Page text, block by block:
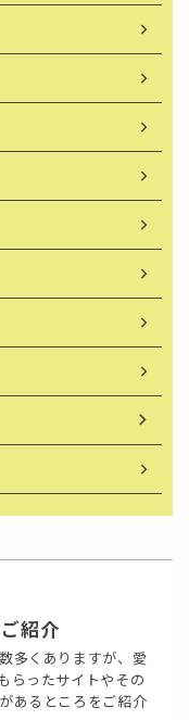
紹介
多くありますが、愛
らったサイトやその
あるところをご紹介